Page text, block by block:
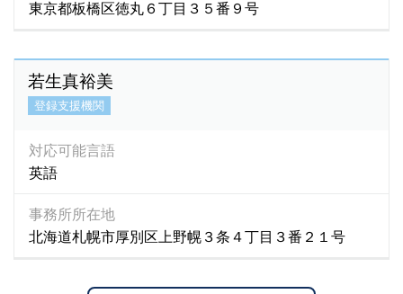
東京都板橋区徳丸６丁目３５番９号
若生真裕美
登録支援機関
対応可能言語
英語
事務所所在地
北海道札幌市厚別区上野幌３条４丁目３番２１号